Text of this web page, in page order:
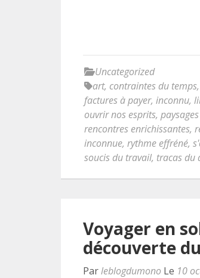
Uncategorized
art, contraintes du temps,
factures à payer, inconnu,
ouvrir nos esprits,
rencontres enrichissantes,
inconnue, rythme effréné,
soucis du travail, tracas du
Voyager en
découverte
Parleblogdumono Le 10